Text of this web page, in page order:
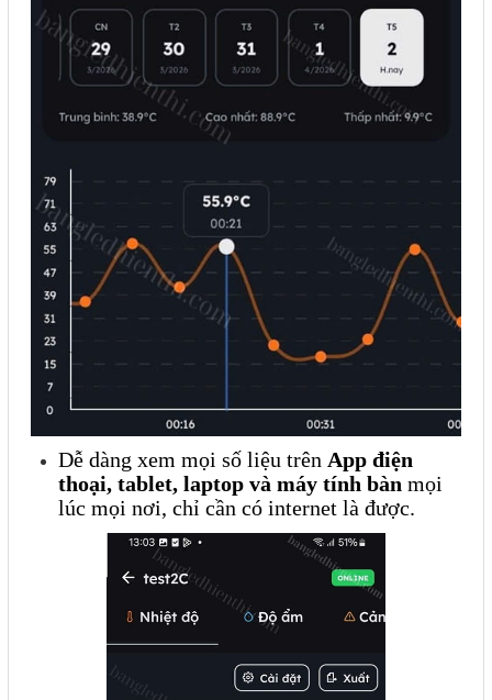
Dễ dàng xem mọi số liệu trên App điện
thoại, tablet, laptop và máy tính bàn mọi
lúc mọi nơi, chỉ cần có internet là được.
Mail
COPYRIGHT 2018. ALL RIGHTS RESERVED